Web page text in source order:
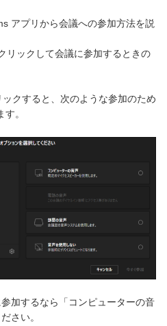
アプリから会議への参加方法を説
リックして会議に参加するときの
クすると、次のような参加のため
。
加するなら「コンピューターの音
さい。